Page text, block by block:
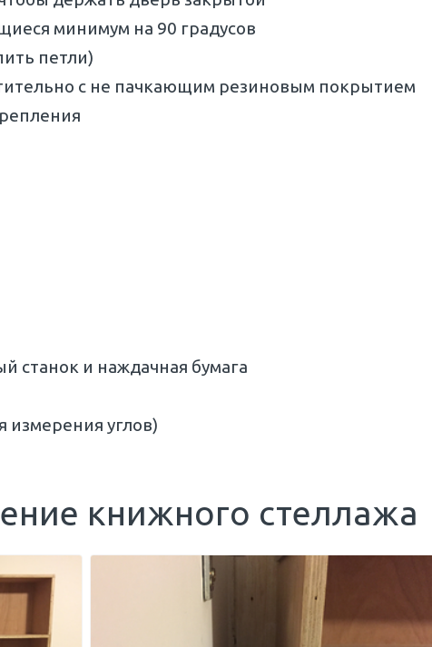
минимум на 90 градусов
петли)
с не пачкающим резиновым покрытием
станок и наждачная бумага
измерения углов)
книжного стеллажа